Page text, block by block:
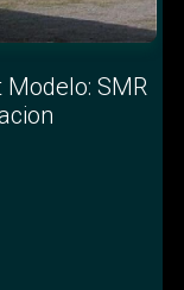
Modelo: SMR